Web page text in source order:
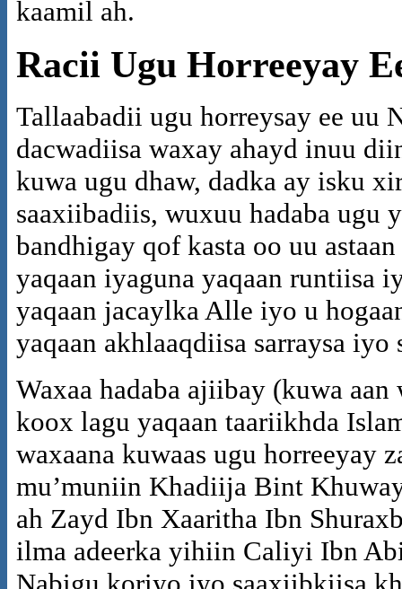
kaamil ah.
Racii Ugu Horreeyay
Tallaabadii ugu horreysay ee uu
dacwadiisa waxay ahayd inuu
kuwa ugu dhaw, dadka ay isku
saaxiibadiis, wuxuu hadaba ugu
bandhigay qof kasta oo uu
yaqaan iyaguna yaqaan runtiisa
yaqaan jacaylka Alle iyo u
yaqaan akhlaaqdiisa sarraysa
Waxaa hadaba ajiibay (kuwa
koox lagu yaqaan taariikhda
waxaana kuwaas ugu horreeyay
mu’muniin Khadiija Bint
ah Zayd Ibn Xaaritha Ibn
ilma adeerka yihiin Caliyi Ibn